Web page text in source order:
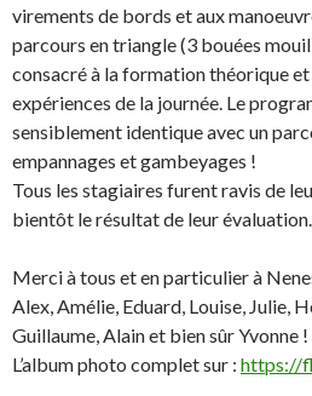
virements de bords et aux
parcours en triangle (3 bouées
consacré à la formation théorique
expériences de la journée. Le
sensiblement identique avec un
empannages et gambeyages !
Tous les stagiaires furent ravis de
bientôt le résultat de leur évaluation.
Merci à tous et en particulier à
Alex, Amélie, Eduard, Louise, Julie,
Guillaume, Alain et bien sûr Yvonne !
L’album photo complet sur : https://